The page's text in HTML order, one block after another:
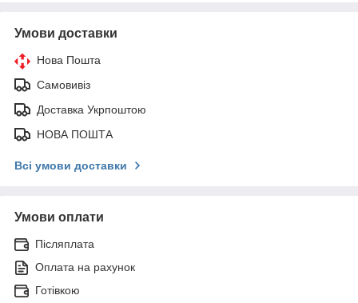
Умови доставки
Нова Пошта
Самовивіз
Доставка Укрпоштою
НОВА ПОШТА
Всі умови доставки
Умови оплати
Післяплата
Оплата на рахунок
Готівкою